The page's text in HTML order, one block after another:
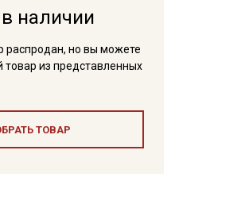
наличии
распродан, но вы можете
из представленных
ТОВАР